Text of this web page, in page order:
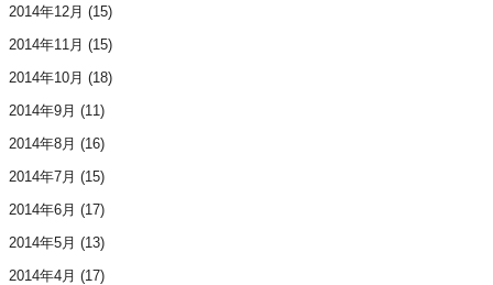
2014年12月 (15)
2014年11月 (15)
2014年10月 (18)
2014年9月 (11)
2014年8月 (16)
2014年7月 (15)
2014年6月 (17)
2014年5月 (13)
2014年4月 (17)